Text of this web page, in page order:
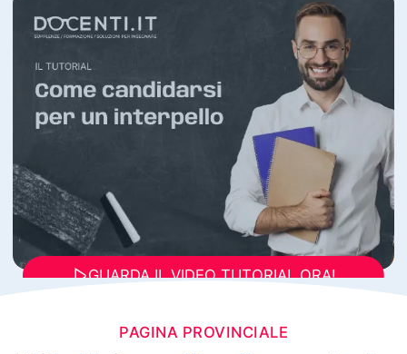
GUARDA IL VIDEO TUTORIAL ORA!
PAGINA PROVINCIALE